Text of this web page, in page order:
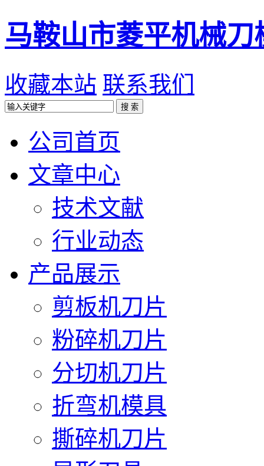
马鞍山市菱平机械刀
收藏本站 联系我们
公司首页
文章中心
技术文献
行业动态
产品展示
剪板机刀片
粉碎机刀片
分切机刀片
折弯机模具
撕碎机刀片